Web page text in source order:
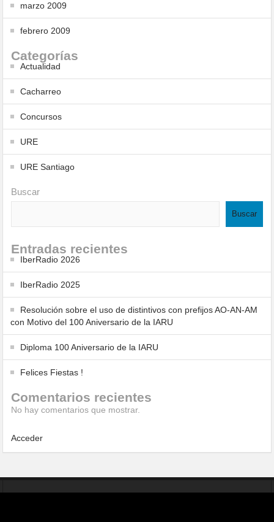
marzo 2009
febrero 2009
Categorías
Actualidad
Cacharreo
Concursos
URE
URE Santiago
Buscar
Buscar
Entradas recientes
IberRadio 2026
IberRadio 2025
Resolución sobre el uso de distintivos con prefijos AO-AN-AM
con Motivo del 100 Aniversario de la IARU
Diploma 100 Aniversario de la IARU
Felices Fiestas !
Comentarios recientes
No hay comentarios que mostrar.
Acceder